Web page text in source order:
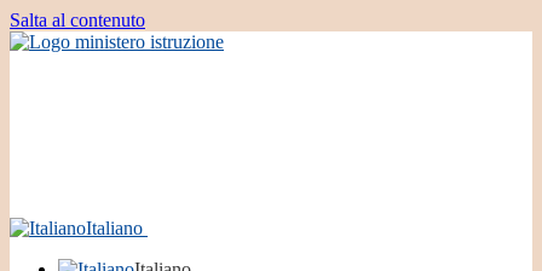
Salta al contenuto
Italiano